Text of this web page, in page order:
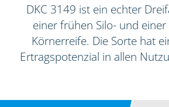
DKC 3149 ist ein echter
einer frühen Silo- und
Körnerreife. Die Sorte hat
Ertragspotenzial in allen